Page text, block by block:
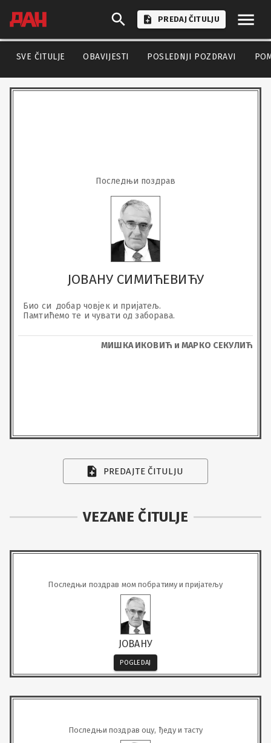
PREDAJ ČITULJU
SVE ČITULJE OBAVIJESTI POSLEDNJI POZDRAVI
Последњи поздрав
ЈОВАНУ СИМИЋЕВИЋУ
Био си  добар човјек и пријатељ.
Памтићемо те и чувати од заборава.
МИШКА ИКОВИЋ и МАРКО СЕКУЛИЋ
PREDAJTE ČITULJU
VEZANE ČITULJE
Последњи поздрав мом побратиму и пријатељу
ЈОВАНУ
POGLEDAJ
Последњи поздрав оцу, ђеду и тасту